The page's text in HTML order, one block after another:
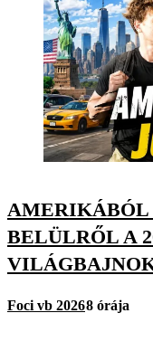
AMERIKÁBÓL
BELÜLRŐL A
Foci vb 20268 órája